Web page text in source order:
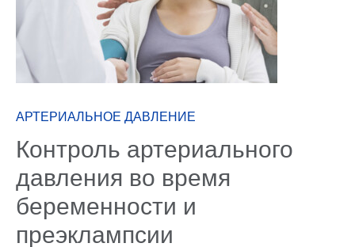
АРТЕРИАЛЬНОЕ ДАВЛЕНИЕ
Контроль артериального
давления во время
беременности и
преэклампсии